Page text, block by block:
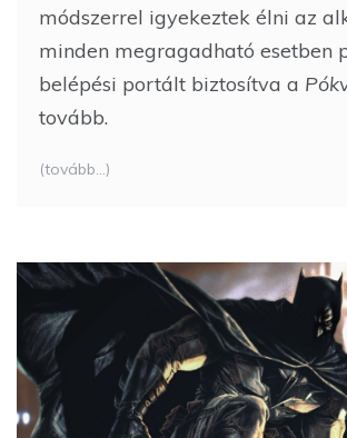
módszerrel igyekeztek élni az
minden megragadható esetben
belépési portált biztosítva a
tovább.
(tovább…)